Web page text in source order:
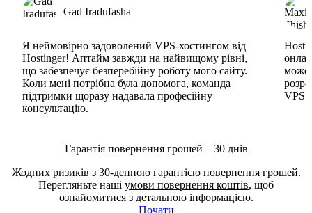
Gad Iradufasha
Я неймовірно задоволений VPS-хостингом від
Hostinger! Аптайм завжди на найвищому рівні,
що забезпечує безперебійну роботу мого сайту.
Коли мені потрібна була допомога, команда
підтримки щоразу надавала професійну
консультацію.
може
VPS.
Гарантія повернення грошей – 30 днів
Жодних ризиків з 30-денною гарантією повернення грошей.
Перегляньте наші умови повернення коштів, щоб
ознайомитися з детальною інформацією.
Почати